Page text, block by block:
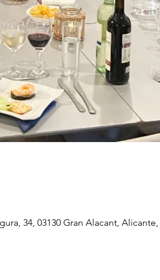
34, 03130 Gran Alacant, Alicante,